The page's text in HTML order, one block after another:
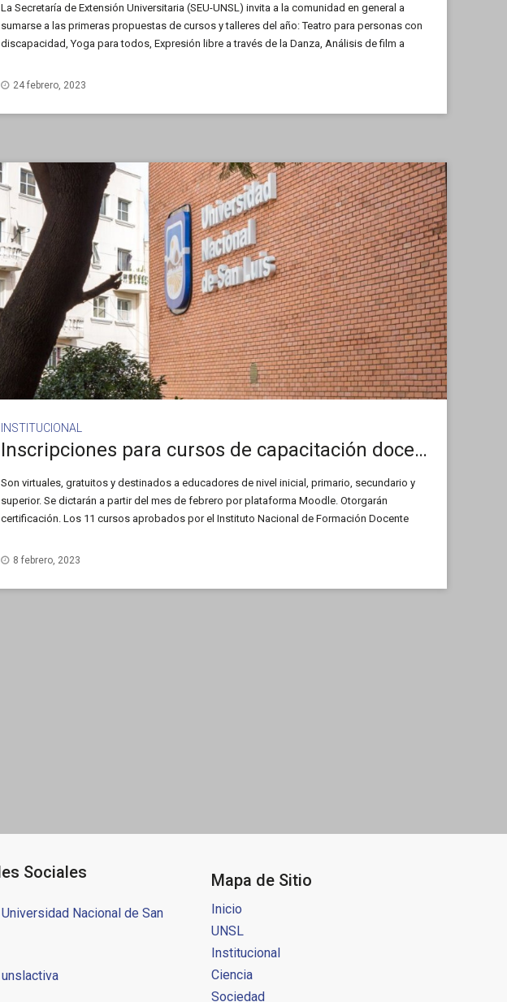
La Secretaría de Extensión Universitaria (SEU-UNSL) invita a la comunidad en general a
sumarse a las primeras propuestas de cursos y talleres del año: Teatro para personas con
discapacidad, Yoga para todos, Expresión libre a través de la Danza, Análisis de film a
24 febrero, 2023
INSTITUCIONAL
Inscripciones para cursos de capacitación docente
Son virtuales, gratuitos y destinados a educadores de nivel inicial, primario, secundario y
superior. Se dictarán a partir del mes de febrero por plataforma Moodle. Otorgarán
certificación. Los 11 cursos aprobados por el Instituto Nacional de Formación Docente
8 febrero, 2023
Sociales
Universidad Nacional de San
unslactiva
Mapa de Sitio
Inicio
UNSL
Institucional
Ciencia
Sociedad